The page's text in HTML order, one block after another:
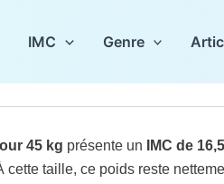
IMC Genre
45 kg présente un IMC de 16,5
cette taille, ce poids reste